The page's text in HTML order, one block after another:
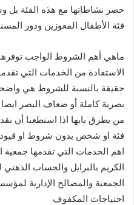
حصر نشاطاتها مع هذه الفئة بل
فئة الأطفال المعوزين ودور
ماهي أهم الشروط الواجب
الاستفادة من الخدمات التي
حقيقة بالنسبة للشروط هي
بصرية كاملة أو ضعاف البصر
من يطرق بابها اذا استطعنا أن
فئة او شخص بدون شروط او
اهم الخدمات التي تقدمها
الكريم بالبرايل والحساب
الجمعية والمصالح الإدارية
احتياجات المكفوف